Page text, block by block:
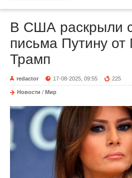
В США раскрыли
письма Путину
Трамп
redactor 17-08-2025, 09:55 225
Новости / Мир